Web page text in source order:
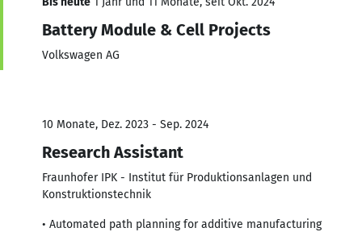
Battery Module & Cell Projects
Volkswagen AG
10 Monate, Dez. 2023 - Sep. 2024
Research Assistant
Fraunhofer IPK - Institut für Produktionsanlagen und
Konstruktionstechnik
• Automated path planning for additive manufacturing